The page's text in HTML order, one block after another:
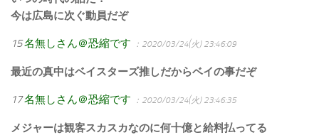
今は広島に次ぐ動員だぞ
15名無しさん＠恐縮です ：2020/03/24(火) 23:46:09
最近の真中はベイスターズ推しだからベイの事だぞ
17名無しさん＠恐縮です ：2020/03/24(火) 23:46:35
メジャーは観客スカスカなのに何十億と給料払ってる